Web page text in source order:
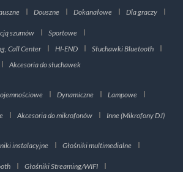
Douszne Dokanałowe Dla graczy
szumów
Sportowe
Call Center
HI-END
Słuchawki Bluetooth
Akcesoria do słuchawek
Dynamiczne Lampowe
Akcesoria do mikrofonów Inne (Mikrofony DJ)
instalacyjne Głośniki multimedialne
Głośniki Streaming/WIFI